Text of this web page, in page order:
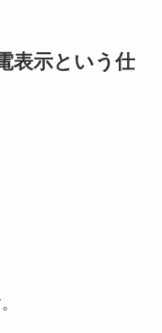
表示という仕